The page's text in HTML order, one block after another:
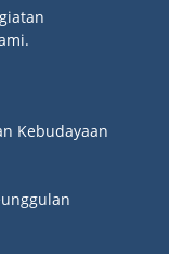
Kebudayaan